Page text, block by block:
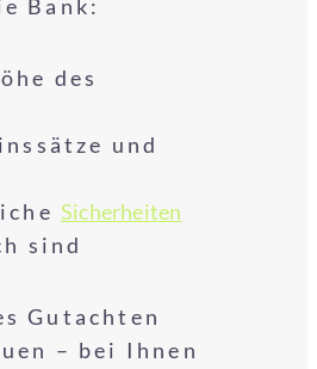
Bank:
des
und
Sicherheiten
sind
Gutachten
– bei Ihnen